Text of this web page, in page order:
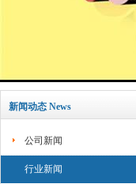
新闻动态 News
公司新闻
行业新闻